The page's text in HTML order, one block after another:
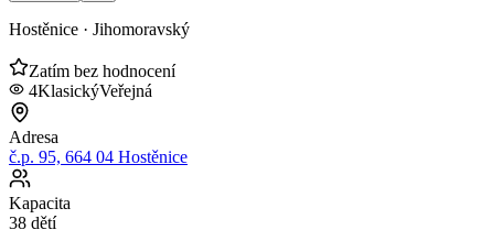
Hostěnice · Jihomoravský
Zatím bez hodnocení
4KlasickýVeřejná
Adresa
č.p. 95, 664 04 Hostěnice
Kapacita
38 dětí